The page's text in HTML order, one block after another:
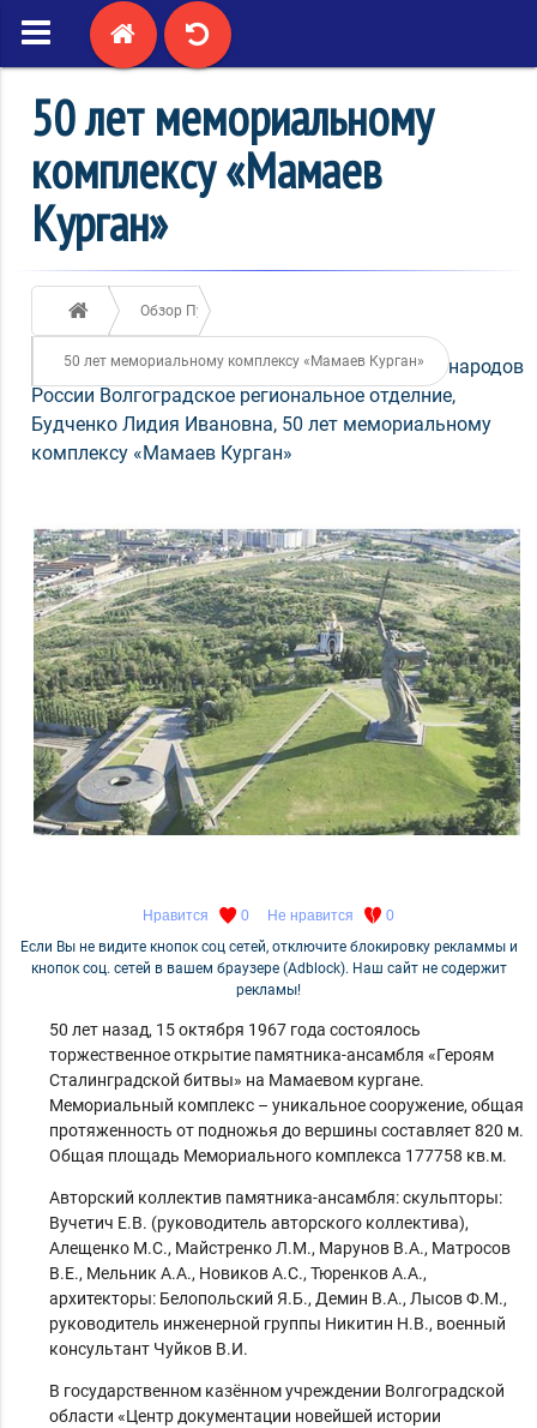
50 лет мемориальному
комплексу «Мамаев
Курган»
Обзор Публикаций
50 лет мемориальному комплексу «Мамаев Курган»
15 / октября / 2017 2288
Ассамблея народов
России Волгоградское региональное отделние,
Будченко Лидия Ивановна, 50 лет мемориальному
комплексу «Мамаев Курган»
Нравится 0 Не нравится
0
Если Вы не видите кнопок соц сетей, отключите блокировку рекламмы и
кнопок соц. сетей в вашем браузере (Adblock). Наш сайт не содержит
рекламы!
50 лет назад, 15 октября 1967 года состоялось
торжественное открытие памятника-ансамбля «Героям
Сталинградской битвы» на Мамаевом кургане.
Мемориальный комплекс – уникальное сооружение, общая
протяженность от подножья до вершины составляет 820 м.
Общая площадь Мемориального комплекса 177758 кв.м.
Авторский коллектив памятника-ансамбля: скульпторы:
Вучетич Е.В. (руководитель авторского коллектива),
Алещенко М.С., Майстренко Л.М., Марунов В.А., Матросов
В.Е., Мельник А.А., Новиков А.С., Тюренков А.А.,
архитекторы: Белопольский Я.Б., Демин В.А., Лысов Ф.М.,
руководитель инженерной группы Никитин Н.В., военный
консультант Чуйков В.И.
В государственном казённом учреждении Волгоградской
области «Центр документации новейшей истории